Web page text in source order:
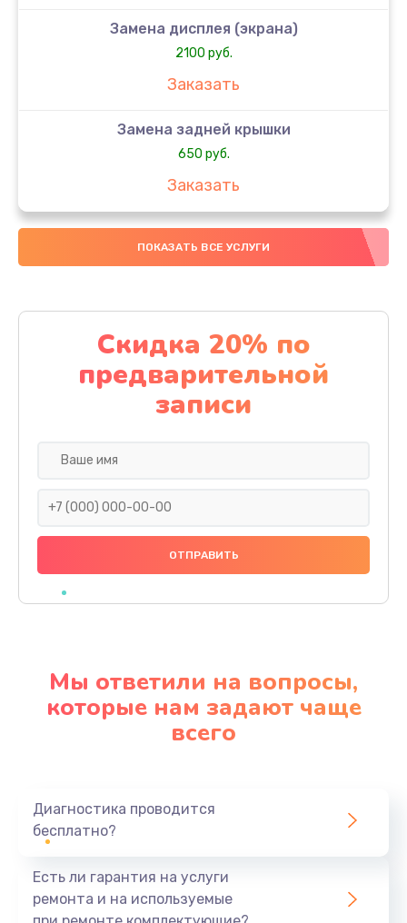
Замена дисплея (экрана)
2100 руб.
Заказать
Замена задней крышки
650 руб.
Заказать
Замена аккумулятора
4000 руб.
Замена материнской платы
1100 руб.
Заказать
Замена праймера
1000 руб.
Заказать
Профилактическая чистка
Заказать
ПОКАЗАТЬ ВСЕ УСЛУГИ
Скидка 20% по
предварительной
записи
Мы ответили на вопросы,
которые нам задают чаще
всего
Диагностика проводится
бесплатно?
Есть ли гарантия на услуги
ремонта и на используемые